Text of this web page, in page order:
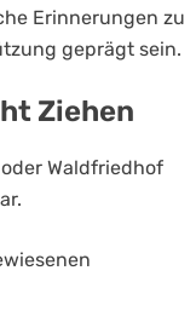
Erinnerungen zu
geprägt sein.
Ziehen
oder Waldfriedhof